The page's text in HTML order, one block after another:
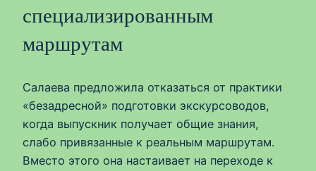
специализированным
маршрутам
Салаева предложила отказаться от практики
«безадресной» подготовки экскурсоводов,
когда выпускник получает общие знания,
слабо привязанные к реальным маршрутам.
Вместо этого она настаивает на переходе к